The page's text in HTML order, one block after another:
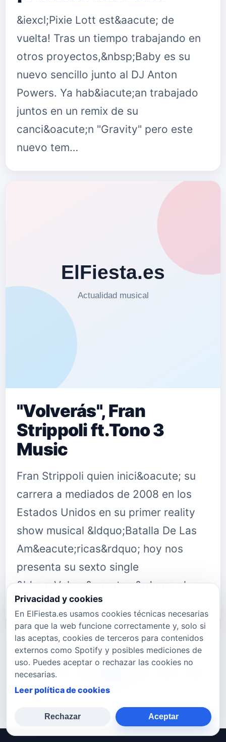
&iexcl;Pixie Lott est&aacute; de
vuelta! Tras un tiempo trabajando en
otros proyectos,&nbsp;Baby es su
nuevo sencillo junto al DJ Anton
Powers. Ya hab&iacute;an trabajado
juntos en un remix de su
canci&oacute;n "Gravity" pero este
nuevo tem…
"Volverás", Fran
Strippoli ft.Tono 3
Music
Fran Strippoli quien inici&oacute; su
carrera a mediados de 2008 en los
Estados Unidos en su primer reality
show musical &ldquo;Batalla De Las
Am&eacute;ricas&rdquo; hoy nos
presenta su sexto single
&ldquo;Volver&aacute;s&rdquo; el
cual est…
744 745
Privacidad y cookies
En ElFiesta.es usamos cookies técnicas necesarias
para que la web funcione correctamente y, solo si
las aceptas, cookies de terceros para contenidos
externos como Spotify y posibles mediciones de
uso. Puedes aceptar o rechazar las cookies no
necesarias.
Leer política de cookies
Rechazar Aceptar